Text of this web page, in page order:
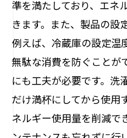
準を満たしており、エネ
きます。また、製品の設
例えば、冷蔵庫の設定温
無駄な消費を防ぐことが
にも工夫が必要です。洗
だけ満杯にしてから使用
ネルギー使用量を削減で